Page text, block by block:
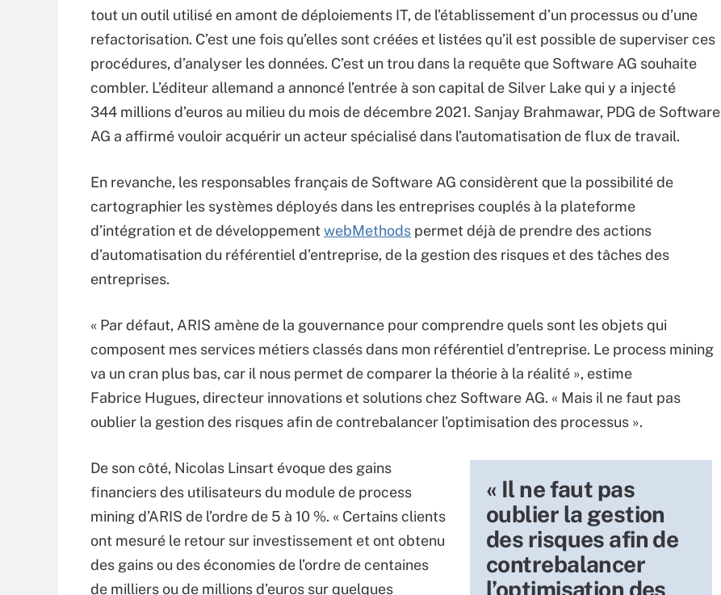
tout un outil utilisé en amont de déploiements IT, de l’établissement d’un processus ou d’une
refactorisation. C’est une fois qu’elles sont créées et listées qu’il est possible de superviser ces
procédures, d’analyser les données. C’est un trou dans la requête que Software AG souhaite
combler. L’éditeur allemand a annoncé l’entrée à son capital de Silver Lake qui y a injecté
344 millions d’euros au milieu du mois de décembre 2021. Sanjay Brahmawar, PDG de Software
AG a affirmé vouloir acquérir un acteur spécialisé dans l’automatisation de flux de travail.
En revanche, les responsables français de Software AG considèrent que la possibilité de
cartographier les systèmes déployés dans les entreprises couplés à la plateforme
d’intégration et de développement webMethods permet déjà de prendre des actions
d’automatisation du référentiel d’entreprise, de la gestion des risques et des tâches des
entreprises.
« Par défaut, ARIS amène de la gouvernance pour comprendre quels sont les objets qui
composent mes services métiers classés dans mon référentiel d’entreprise. Le process mining
va un cran plus bas, car il nous permet de comparer la théorie à la réalité », estime
Fabrice Hugues, directeur innovations et solutions chez Software AG. « Mais il ne faut pas
oublier la gestion des risques afin de contrebalancer l’optimisation des processus ».
« Il ne faut pas
oublier la gestion
des risques afin de
contrebalancer
l’optimisation des
De son côté, Nicolas Linsart évoque des gains
financiers des utilisateurs du module de process
mining d’ARIS de l’ordre de 5 à 10 %. « Certains clients
ont mesuré le retour sur investissement et ont obtenu
des gains ou des économies de l’ordre de centaines
de milliers ou de millions d’euros sur quelques